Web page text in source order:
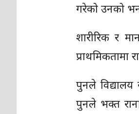
गरेको उनको
शारीरिक र
प्राथमिकतामा
पुनले
पुनले भक्त